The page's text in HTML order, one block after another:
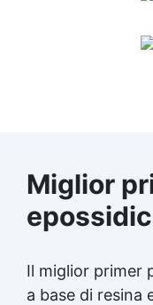
Miglior
Il miglior primer
a base di resina